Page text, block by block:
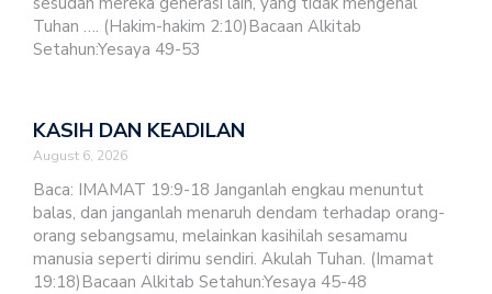
Tuhan …. (Hakim-hakim 2:10)Bacaan Alkitab
Setahun:Yesaya 49-53
KASIH DAN KEADILAN
August 6, 2026
Baca: IMAMAT 19:9-18 Janganlah engkau menuntut
balas, dan janganlah menaruh dendam terhadap orang-
orang sebangsamu, melainkan kasihilah sesamamu
manusia seperti dirimu sendiri. Akulah Tuhan. (Imamat
19:18)Bacaan Alkitab Setahun:Yesaya 45-48